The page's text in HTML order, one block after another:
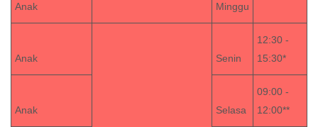
Anak Minggu
Anak Senin
12:30 -
15:30*
Anak Selasa
09:00 -
12:00**